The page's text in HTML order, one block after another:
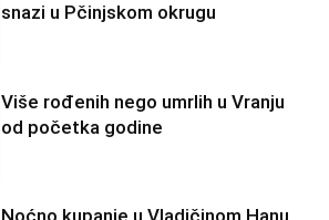
snazi u Pčinjskom okrugu
Više rođenih nego umrlih u Vranju
od početka godine